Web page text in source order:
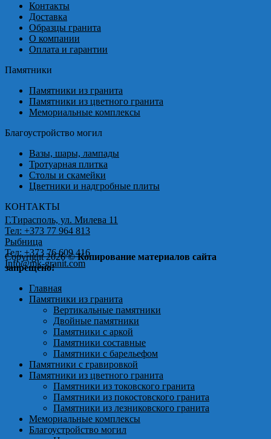
Контакты
Доставка
Образцы гранита
О компании
Оплата и гарантии
Памятники
Памятники из гранита
Памятники из цветного гранита
Мемориальные комплексы
Благоустройство могил
Вазы, шары, лампады
Тротуарная плитка
Столы и скамейки
Цветники и надгробные плиты
КОНТАКТЫ
Г.Тирасполь, ул. Милева 11
Тел: +373 77 964 813
Рыбница
Тел: +373 76 609 416
Info@mk-granit.com
Copyright 2026 ©Копирование материалов сайта
запрещено!
Главная
Памятники из гранита
Вертикальные памятники
Двойные памятники
Памятники с аркой
Памятники составные
Памятники с барельефом
Памятники с гравировкой
Памятники из цветного гранита
Памятники из токовского гранита
Памятники из покостовского гранита
Памятники из лезниковского гранита
Мемориальные комплексы
Благоустройство могил